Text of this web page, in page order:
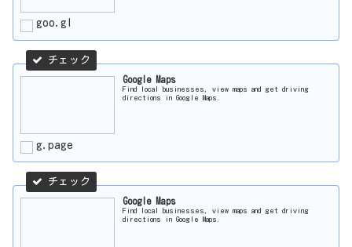
goo.gl
Google Maps
Find local businesses, view maps and get driving
directions in Google Maps.
g.page
Google Maps
Find local businesses, view maps and get driving
directions in Google Maps.